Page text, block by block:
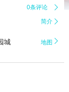
0条评论 
简介 
城 地图 